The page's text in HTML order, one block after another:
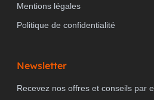
Mentions légales
Politique de confidentialité
Newsletter
Recevez nos offres et conseils par